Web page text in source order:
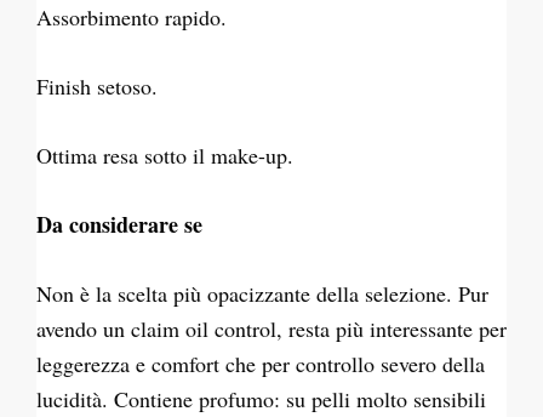
Assorbimento rapido.
Finish setoso.
Ottima resa sotto il make-up.
Da considerare se
Non è la scelta più opacizzante della selezione. Pur
avendo un claim oil control, resta più interessante per
leggerezza e comfort che per controllo severo della
lucidità. Contiene profumo: su pelli molto sensibili